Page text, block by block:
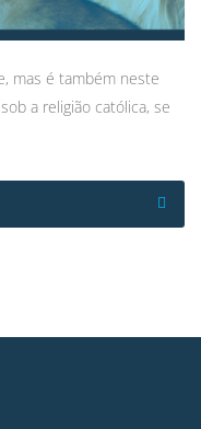
mas é também neste
a religião católica, se